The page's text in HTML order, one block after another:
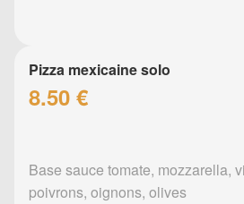
Pizza mexicaine solo
8.50 €
Base sauce tomate, mozzarella,
poivrons, oignons, olives